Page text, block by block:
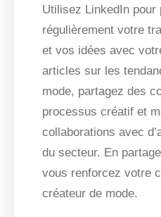
Utilisez LinkedIn pour
régulièrement votre
et vos idées avec
articles sur les
mode, partagez des
processus créatif et
collaborations avec
du secteur. En
vous renforcez votre
créateur de mode.